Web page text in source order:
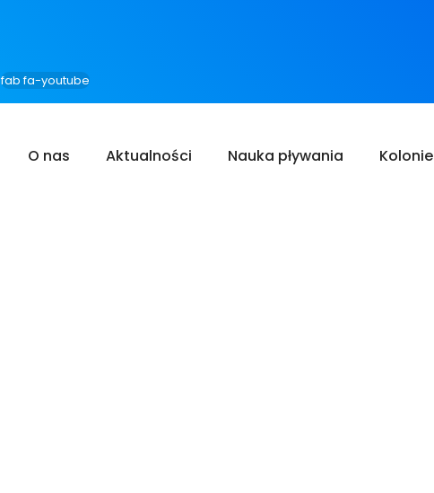
fab fa-youtube
O nas Aktualności Nauka pływania Kolonie